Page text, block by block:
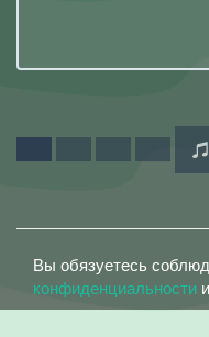
Вы обязуетесь
конфиденциальности и